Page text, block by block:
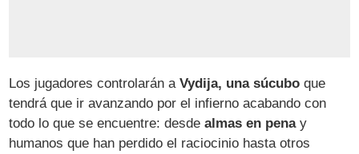
Los jugadores controlarán aVydija, una súcubo que
tendrá que ir avanzando por el infierno acabando con
todo lo que se encuentre: desdealmas en penay
humanos que han perdido el raciocinio hasta otros